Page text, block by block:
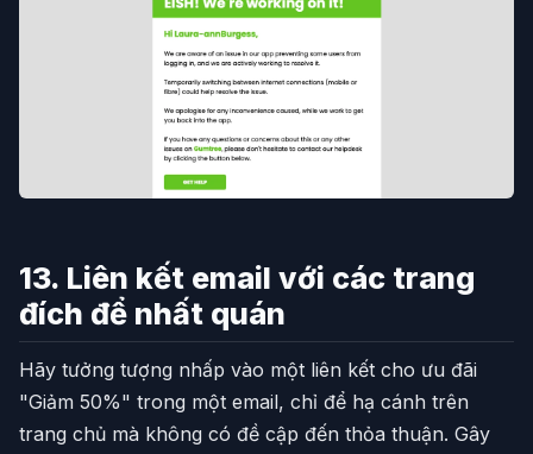
13. Liên kết email với các trang
đích để nhất quán
Hãy tưởng tượng nhấp vào một liên kết cho ưu đãi
"Giảm 50%" trong một email, chỉ để hạ cánh trên
trang chủ mà không có đề cập đến thỏa thuận. Gây